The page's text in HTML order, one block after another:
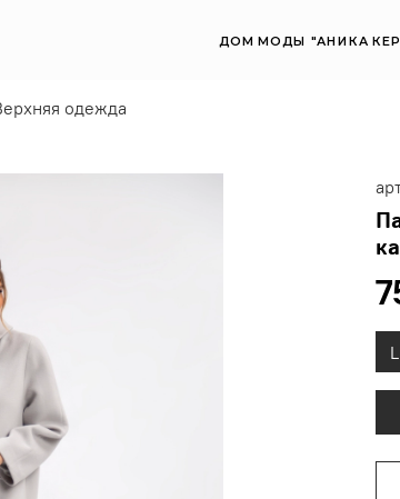
ДОМ МОДЫ "АНИКА
одежда
L